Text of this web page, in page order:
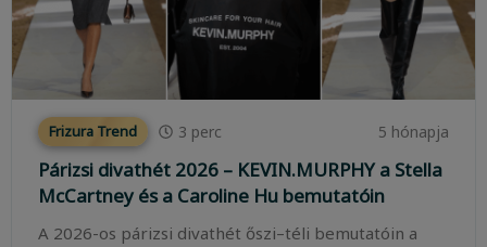
Frizura Trend 3 perc 5 hónapja
Párizsi divathét 2026 – KEVIN.MURPHY a Stella
McCartney és a Caroline Hu bemutatóin
A 2026-os párizsi divathét őszi–téli bemutatóin a